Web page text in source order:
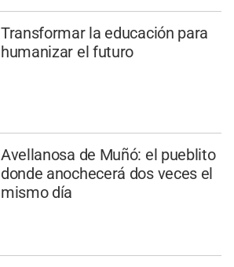
Transformar la educación para
humanizar el futuro
Avellanosa de Muñó: el pueblito
donde anochecerá dos veces el
mismo día